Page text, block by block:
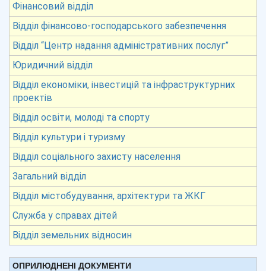
Фінансовий відділ
Відділ фінансово-господарського забезпечення
Відділ “Центр надання адміністративних послуг”
Юридичний відділ
Відділ економіки, інвестицій та інфраструктурних
проектів
Відділ освіти, молоді та спорту
Відділ культури і туризму
Відділ соціального захисту населення
Загальний відділ
Відділ містобудування, архітектури та ЖКГ
Служба у справах дітей
Відділ земельних відносин
ОПРИЛЮДНЕНІ ДОКУМЕНТИ